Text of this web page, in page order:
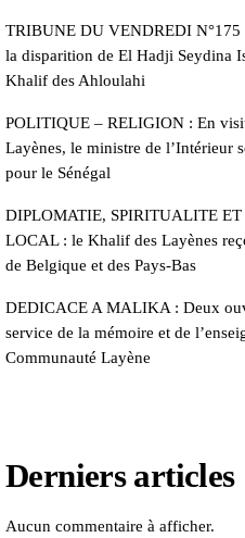
TRIBUNE DU VENDREDI N°175
la disparition de El Hadji Seydina
Khalif des Ahloulahi
POLITIQUE – RELIGION : En
Layènes, le ministre de l’Intérieur
pour le Sénégal
DIPLOMATIE, SPIRITUALITE
LOCAL : le Khalif des Layènes
de Belgique et des Pays-Bas
DEDICACE A MALIKA : Deux
service de la mémoire et de
Communauté Layène
Derniers articles
Aucun commentaire à afficher.